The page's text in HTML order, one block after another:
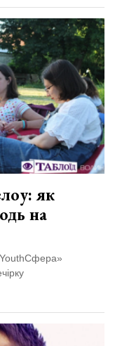
як
на